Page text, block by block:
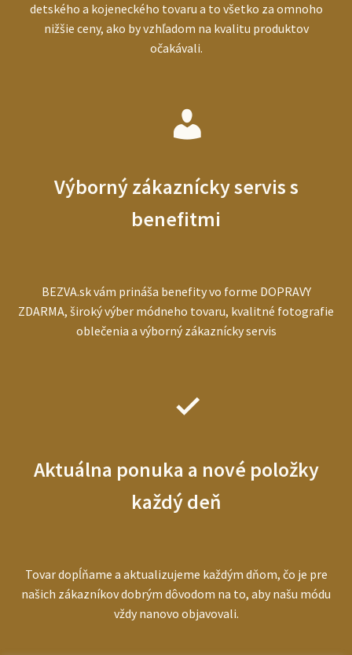
detského a kojeneckého tovaru a to všetko za omnoho
nižšie ceny, ako by vzhľadom na kvalitu produktov
očakávali.
Výborný zákaznícky servis s
benefitmi
BEZVA.sk vám prináša benefity vo forme DOPRAVY
ZDARMA, široký výber módneho tovaru, kvalitné fotografie
oblečenia a výborný zákaznícky servis
Aktuálna ponuka a nové položky
každý deň
Tovar dopĺňame a aktualizujeme každým dňom, čo je pre
našich zákazníkov dobrým dôvodom na to, aby našu módu
vždy nanovo objavovali.